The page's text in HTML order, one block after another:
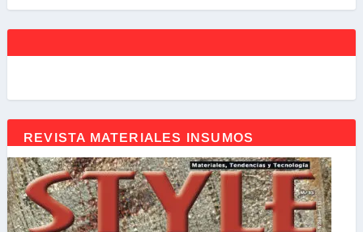
REVISTA MATERIALES INSUMOS